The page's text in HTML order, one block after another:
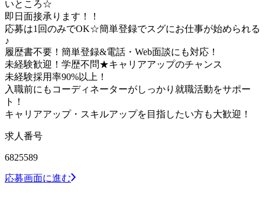
いところ☆
即日面接承ります！！
応募は1回のみでOK☆簡単登録でスグにお仕事が始められる
♪
履歴書不要！簡単登録&電話・Web面談にも対応！
未経験歓迎！学歴不問★キャリアアップのチャンス
未経験採用率90%以上！
入職前にもコーディネーターがしっかり就職活動をサポー
ト！
キャリアアップ・スキルアップを目指したい方も大歓迎！
求人番号
6825589
応募画面に進む